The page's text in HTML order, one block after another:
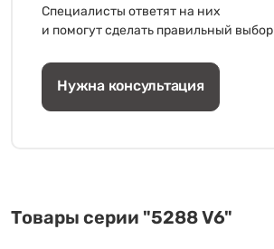
Специалисты ответят на них
и помогут сделать правильный выбор
Нужна консультация
Товары серии "5288 V6"